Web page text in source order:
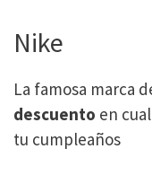
Nike
La famosa marca
descuento en
tu cumpleaños